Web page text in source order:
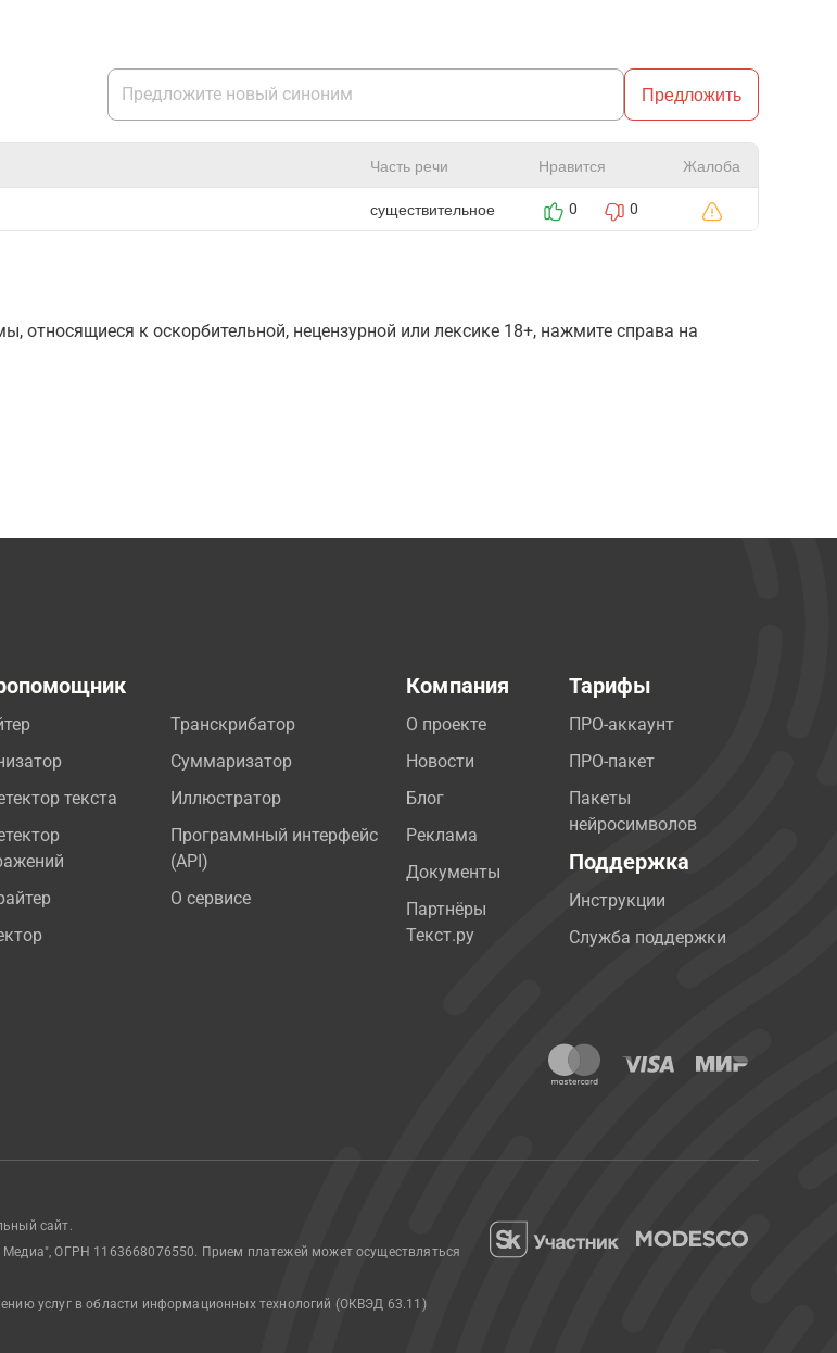
Предложить
Часть речи Нравится Жалоба
существительное 0 0
к оскорбительной, нецензурной или лексике 18+, нажмите справа на
текста
Транскрибатор
Суммаризатор
Иллюстратор
Программный интерфейс
(API)
О сервисе
Компания
О проекте
Новости
Блог
Реклама
Документы
Партнёры
Текст.ру
Тарифы
ПРО-аккаунт
ПРО-пакет
Пакеты
нейросимволов
Поддержка
Инструкции
Служба поддержки
сайт.
Медиа", ОГРН 1163668076550. Прием платежей может осуществляться
услуг в области информационных технологий (ОКВЭД 63.11)